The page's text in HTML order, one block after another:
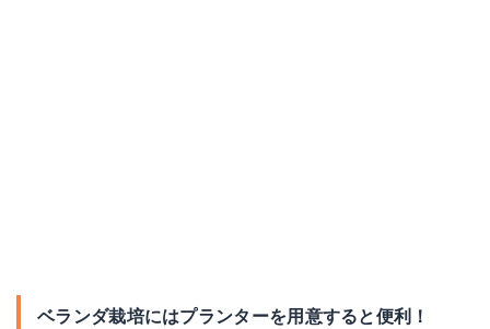
ベランダ栽培にはプランターを用意すると便利！